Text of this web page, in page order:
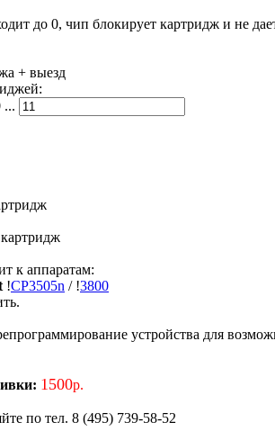
до 0, чип блокирует картридж и не
+ выезд
...
к аппаратам:
!CP3505n / !3800
устройства для
1500р.
по тел. 8 (495) 739-58-52